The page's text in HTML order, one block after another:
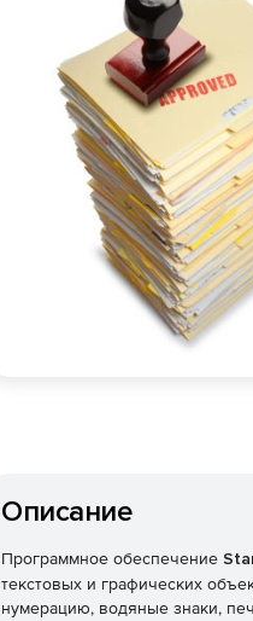
Описание
Программное обеспечение
текстовых и графических
нумерацию, водяные знаки,